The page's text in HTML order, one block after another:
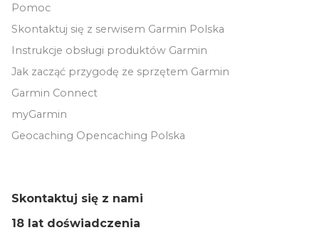
Pomoc
Skontaktuj się z serwisem Garmin Polska
Instrukcje obsługi produktów Garmin
Jak zacząć przygodę ze sprzętem Garmin
Garmin Connect
myGarmin
Geocaching Opencaching Polska
Skontaktuj się z nami
18 lat doświadczenia